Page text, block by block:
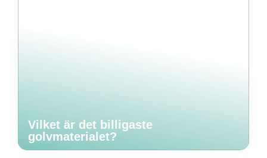
Vilket är det billigaste
golvmaterialet?